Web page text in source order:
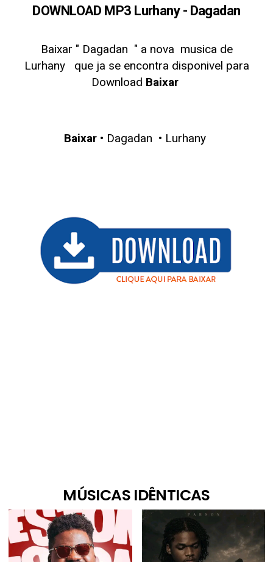
DOWNLOAD MP3 Lurhany - Dagadan
Baixar " Dagadan " a nova musica de
Lurhany
que ja se encontra disponivel para
Download Baixar
Baixar • Dagadan • Lurhany
MÚSICAS IDÊNTICAS